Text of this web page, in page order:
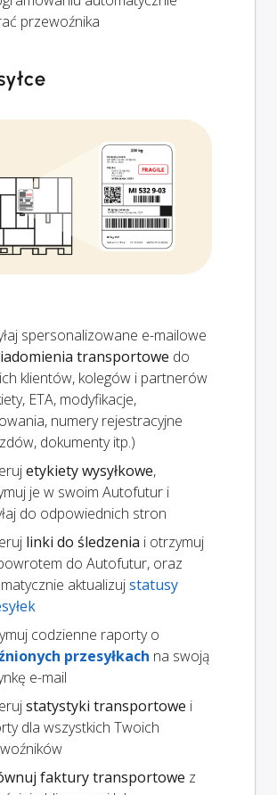
przewoźnika
spersonalizowane e-mailowe
transportowe do
klientów, kolegów i partnerów
ETA, modyfikacje,
numery rejestracyjne
dokumenty itp.)
etykiety wysyłkowe,
je w swoim Autofutur i
do odpowiednich stron
linki do śledzenia i otrzymuj
do Autofutur, oraz
aktualizujstatusy
codzienne raporty o
przesyłkach na swoją
e-mail
statystyki transportowe i
dla wszystkich Twoich
faktury transportowe z